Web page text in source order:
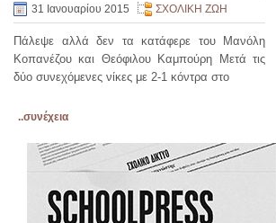
31 Ιανουαρίου 2015 ΣΧΟΛΙΚΗ ΖΩΗ
Πάλεψε αλλά δεν τα κατάφερε του Μανόλη
Κοπανέζου και Θεόφιλου Καμπούρη Μετά τις
δύο συνεχόμενες νίκες με 2-1 κόντρα στο
..συνέχεια